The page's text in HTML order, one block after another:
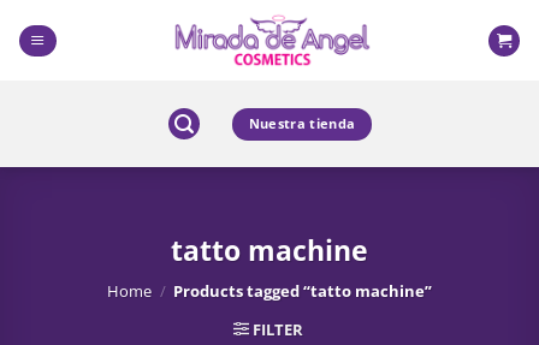
content
Nuestra tienda
tatto machine
Home / Products tagged “tatto machine”
FILTER